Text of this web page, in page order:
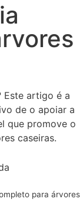
Este artigo é a
de o apoiar a
que promove o
caseiras.
para árvores